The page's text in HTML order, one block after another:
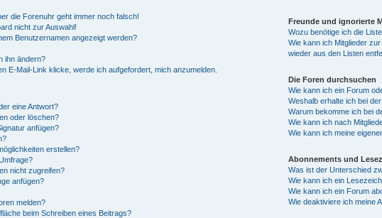
die Forenuhr geht immer noch falsch!
nicht zur Auswahl!
Benutzernamen angezeigt werden?
ihn ändern?
E-Mail-Link klicke, werde ich aufgefordert, mich anzumelden.
eine Antwort?
oder löschen?
anfügen?
erstellen?
nicht zugreifen?
anfügen?
melden?
beim Schreiben eines Beitrags?
Freunde und ignorierte
Wozu benötige ich die
Wie kann ich Mitglieder
wieder aus den Listen
Die Foren durchsuchen
Wie kann ich ein Forum
Weshalb erhalte ich bei
Warum bekomme ich bei
Wie kann ich nach
Wie kann ich meine
Abonnements und
Was ist der Unterschied
Wie kann ich ein
Wie kann ich ein Forum
Wie deaktiviere ich meine